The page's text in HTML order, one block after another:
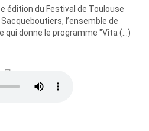
édition du Festival de Toulouse
l’ensemble de
qui donne le programme "Vita (…)